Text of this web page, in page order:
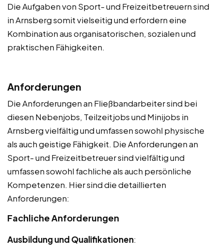
Die Aufgaben von Sport- und Freizeitbetreuern sind
in Arnsberg somit vielseitig und erfordern eine
Kombination aus organisatorischen, sozialen und
praktischen Fähigkeiten.
Anforderungen
Die Anforderungen an Fließbandarbeiter sind bei
diesen Nebenjobs, Teilzeitjobs und Minijobs in
Arnsberg vielfältig und umfassen sowohl physische
als auch geistige Fähigkeit. Die Anforderungen an
Sport- und Freizeitbetreuer sind vielfältig und
umfassen sowohl fachliche als auch persönliche
Kompetenzen. Hier sind die detaillierten
Anforderungen:
Fachliche Anforderungen
Ausbildung und Qualifikationen: